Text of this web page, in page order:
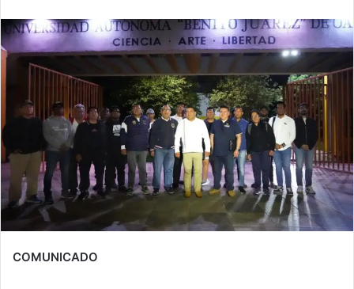
COMUNICADO